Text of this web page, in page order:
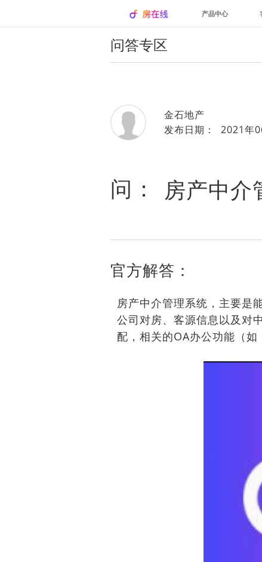
产品中心
问答专区
金石地产
发布日期： 2021年
问： 房产中介
官方解答：
房产中介管理系统，主要是
公司对房、客源信息以及对
配，相关的OA办公功能（